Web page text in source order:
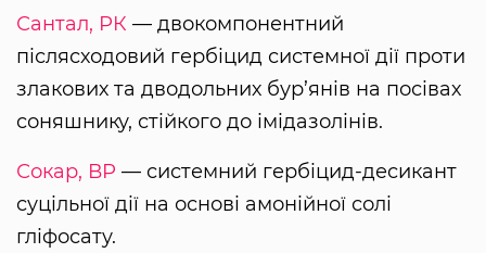
Сантал, РК — двокомпонентний
післясходовий гербіцид системної дії проти
злакових та дводольних бур’янів на посівах
соняшнику, стійкого до імідазолінів.
Сокар, ВР — системний гербіцид-десикант
суцільної дії на основі амонійної солі
гліфосату.